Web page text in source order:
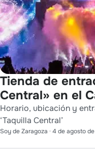
Tienda de
Central» en el
Horario, ubicación y
‘Taquilla Central’
Soy de Zaragoza · 4 de agosto